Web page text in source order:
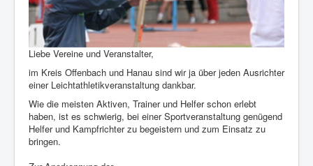
Liebe Vereine und Veranstalter,
im Kreis Offenbach und Hanau sind wir ja über jeden Ausrichter
einer Leichtathletikveranstaltung dankbar.
Wie die meisten Aktiven, Trainer und Helfer schon erlebt
haben, ist es schwierig, bei einer Sportveranstaltung genügend
Helfer und Kampfrichter zu begeistern und zum Einsatz zu
bringen.